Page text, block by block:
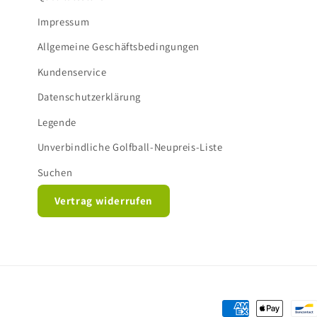
Impressum
Allgemeine Geschäftsbedingungen
Kundenservice
Datenschutzerklärung
Legende
Unverbindliche Golfball-Neupreis-Liste
Suchen
Vertrag widerrufen